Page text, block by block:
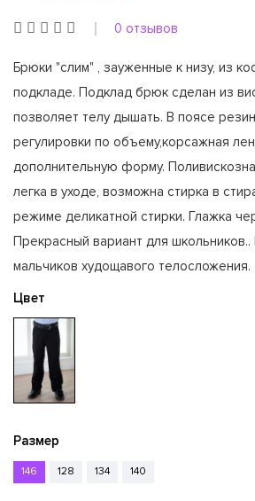
0 отзывов
Брюки "слим" , зауженные к низу, из
подкладе. Подклад брюк сделан из
позволяет телу дышать. В поясе
регулировки по объему,корсажная
дополнительную форму.
легка в уходе, возможна стирка в
режиме деликатной стирки. Глажка
Прекрасный вариант для
мальчиков худощавого телосложения.
Цвет
Размер
146 128 134 140